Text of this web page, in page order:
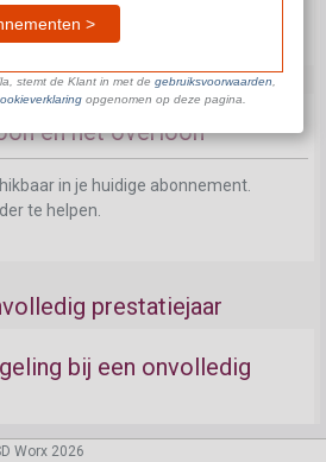
te helpen.
en het overloon
in je huidige abonnement.
te helpen.
prestatiejaar
bij een onvolledig
in je huidige abonnement.
Worx 2026
>
stemt de Klant in met de gebruiksvoorwaarden
opgenomen op deze pagina.